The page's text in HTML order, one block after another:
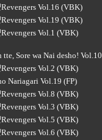
Vol.16 (VBK)
Vol.19 (VBK)
Vol.1 (VBK)
Sore wa Nai desho! Vol.10
Vol.2 (VBK)
Nariagari Vol.19 (FP)
Vol.8 (VBK)
Vol.3 (VBK)
Vol.5 (VBK)
Vol.6 (VBK)